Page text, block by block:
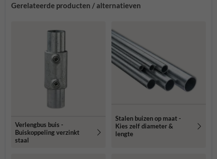
Gerelateerde producten / alternatieven
Verlengbus buis -
Buiskoppeling verzinkt
staal
Stalen buizen op maat -
Kies zelf diameter &
lengte